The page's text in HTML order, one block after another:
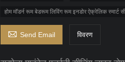
होम मॉडर्न रूम बेडरूम लिविंग रूम इनडोर ऐक्रेलिक स्मार्ट
 Send Email विवरण